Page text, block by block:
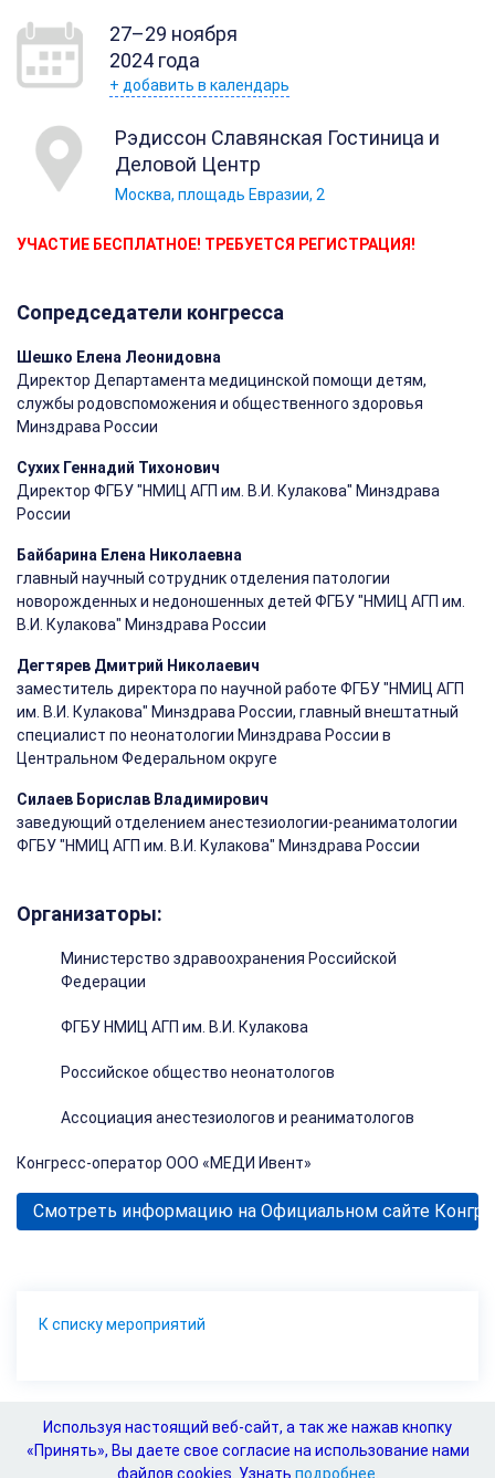
27–29 ноября
2024 года
+ добавить в календарь
Рэдиссон Славянская Гостиница и
Деловой Центр
Москва, площадь Евразии, 2
УЧАСТИЕ БЕСПЛАТНОЕ! ТРЕБУЕТСЯ РЕГИСТРАЦИЯ!
Сопредседатели конгресса
Шешко Елена Леонидовна
Директор Департамента медицинской помощи детям,
службы родовспоможения и общественного здоровья
Минздрава России
Сухих Геннадий Тихонович
Директор ФГБУ "НМИЦ АГП им. В.И. Кулакова" Минздрава
России
Байбарина Елена Николаевна
главный научный сотрудник отделения патологии
новорожденных и недоношенных детей ФГБУ "НМИЦ АГП им.
В.И. Кулакова" Минздрава России
Дегтярев Дмитрий Николаевич
заместитель директора по научной работе ФГБУ "НМИЦ АГП
им. В.И. Кулакова" Минздрава России, главный внештатный
специалист по неонатологии Минздрава России в
Центральном Федеральном округе
Силаев Борислав Владимирович
заведующий отделением анестезиологии-реаниматологии
ФГБУ "НМИЦ АГП им. В.И. Кулакова" Минздрава России
Организаторы:
Министерство здравоохранения Российской
Федерации
ФГБУ НМИЦ АГП им. В.И. Кулакова
Российское общество неонатологов
Ассоциация анестезиологов и реаниматологов
Конгресс-оператор ООО «МЕДИ Ивент»
Смотреть информацию на Официальном сайте
К списку мероприятий
Используя настоящий веб-сайт, а так же нажав кнопку
«Принять», Вы даете свое согласие на использование нами
файлов cookies. Узнать подробнее